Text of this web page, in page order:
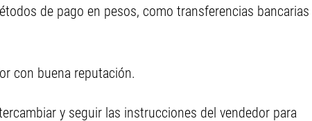
de pago en pesos, como transferencias bancarias
con buena reputación.
y seguir las instrucciones del vendedor para